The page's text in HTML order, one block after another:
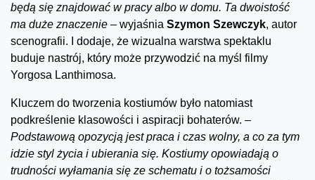
będą się znajdować w pracy albo w domu. Ta dwoistość
ma duże znaczenie – wyjaśnia Szymon Szewczyk, autor
scenografii. I dodaje, że wizualna warstwa spektaklu
buduje nastrój, który może przywodzić na myśl filmy
Yorgosa Lanthimosa.
Kluczem do tworzenia kostiumów było natomiast
podkreślenie klasowości i aspiracji bohaterów. –
Podstawową opozycją jest praca i czas wolny, a co za tym
idzie styl życia i ubierania się. Kostiumy opowiadają o
trudności wyłamania się ze schematu i o tożsamości